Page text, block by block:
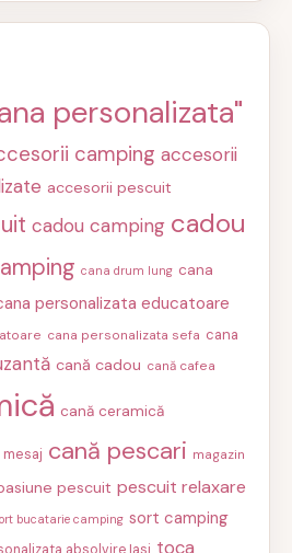
personalizata"
camping accesorii
accesorii pescuit
cadou camping cadou
cana drum lung cana
personalizata educatoare
cana personalizata sefa cana
cană cadou cană cafea
cană ceramică
cană pescari magazin
pescuit pescuit relaxare
bucatarie camping sort camping
toca